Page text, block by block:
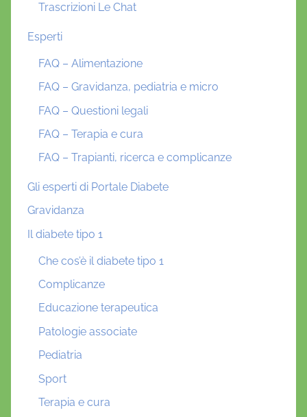
Trascrizioni Le Chat
Esperti
FAQ – Alimentazione
FAQ – Gravidanza, pediatria e micro
FAQ – Questioni legali
FAQ – Terapia e cura
FAQ – Trapianti, ricerca e complicanze
Gli esperti di Portale Diabete
Gravidanza
Il diabete tipo 1
Che cos’è il diabete tipo 1
Complicanze
Educazione terapeutica
Patologie associate
Pediatria
Sport
Terapia e cura